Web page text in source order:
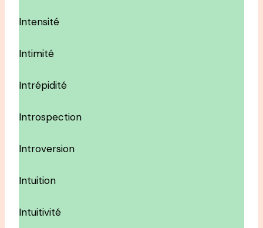
Intensité
Intimité
Intrépidité
Introspection
Introversion
Intuition
Intuitivité